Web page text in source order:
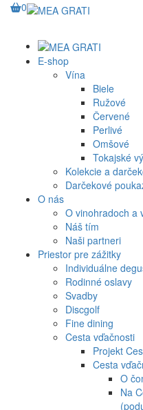
0
E-shop
Vína
Biele
Ružové
Červené
Perlivé
Omšové
Tokajské
Kolekcie a
Darčekové
O nás
O vinohradoch a
Náš tím
Naši partneri
Priestor pre zážitky
Individuálne
Rodinné oslavy
Svadby
Discgolf
Fine dining
Cesta vďačnosti
Projekt
Cesta
O
Na